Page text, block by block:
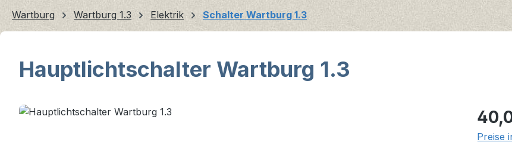
Wartburg Wartburg 1.3 Elektrik Schalter Wartburg 1.3
Hauptlichtschalter Wartburg 1.3
Bildergalerie überspringen
Preise